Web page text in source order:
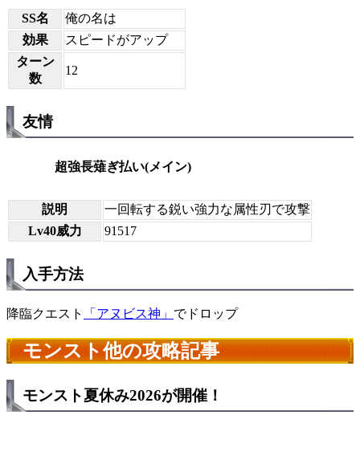
SS名
俺の名は
効果
スピードがアップ
ターン
数
12
友情
超強長薙ぎ払い(メイン)
説明
一回転する鋭い強力な属性刃で攻撃
Lv40威力
91517
入手方法
降臨クエスト 「アヌビス神」 でドロップ
モンスト他の攻略記事
モンスト夏休み2026が開催！